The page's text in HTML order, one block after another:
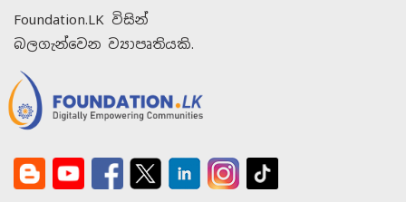
Foundation.LK විසින්
බලගැන්වෙන ව්‍යාපෘතියකි.